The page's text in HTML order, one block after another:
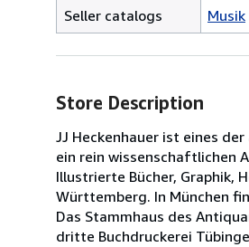
Seller catalogs
Musik
Store Description
JJ Heckenhauer ist eines
ein rein wissenschaftlichen
Illustrierte Bücher, Graphik,
Württemberg. In München
Das Stammhaus des
dritte Buchdruckerei